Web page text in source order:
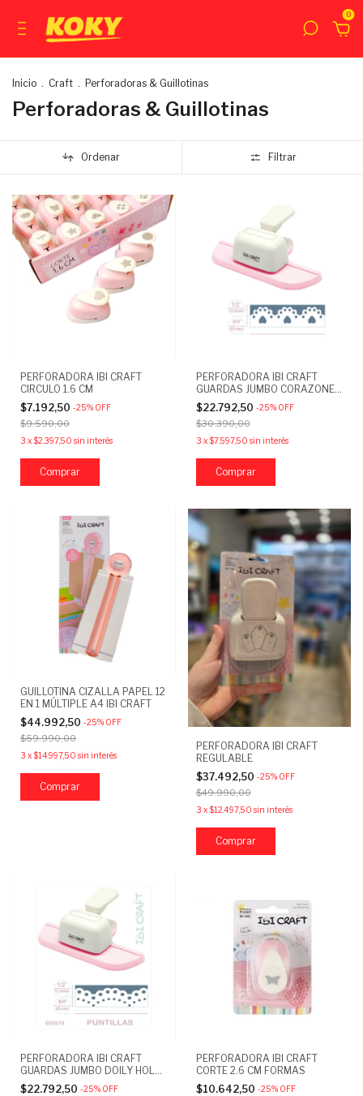
0
Inicio . Craft . Perforadoras & Guillotinas
Perforadoras & Guillotinas
Ordenar Filtrar
PERFORADORA IBI CRAFT
CIRCULO 1.6 CM
$7.192,50 -25% OFF
$9.590,00
3 x$2.397,50 sin interés
Comprar
PERFORADORA IBI CRAFT
GUARDAS JUMBO CORAZONES
4.5 CM
$22.792,50 -25% OFF
$30.390,00
3 x$7.597,50 sin interés
GUILLOTINA CIZALLA PAPEL 12
EN 1 MÚLTIPLE A4 IBI CRAFT
$44.992,50 -25% OFF
$59.990,00
3 x$14.997,50 sin interés
PERFORADORA IBI CRAFT
REGULABLE
$37.492,50 -25% OFF
$49.990,00
3 x$12.497,50 sin interés
Comprar
PERFORADORA IBI CRAFT
GUARDAS JUMBO DOILY HOLE
4.5 CM
$22.792,50 -25% OFF
PERFORADORA IBI CRAFT
CORTE 2.6 CM FORMAS
$10.642,50 -25% OFF